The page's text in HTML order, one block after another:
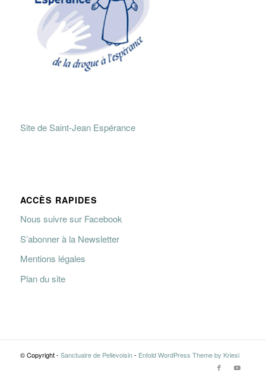
Site de Saint-Jean Espérance
ACCÈS RAPIDES
Nous suivre sur Facebook
S’abonner à la Newsletter
Mentions légales
Plan du site
© Copyright - Sanctuaire de Pellevoisin- Enfold WordPress Theme by Kriesi